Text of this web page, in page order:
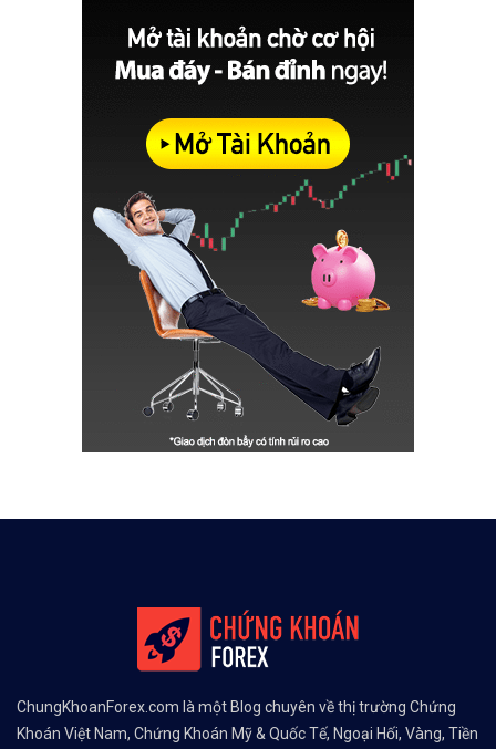
ChungKhoanForex.com là một Blog chuyên về thị trường Chứng
Khoán Việt Nam, Chứng Khoán Mỹ & Quốc Tế, Ngoại Hối, Vàng, Tiền